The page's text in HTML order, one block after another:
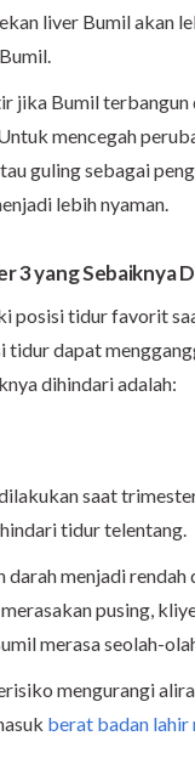
liver Bumil akan
jika Bumil
mencegah
guling sebagai
lebih nyaman.
3 yang Sebaiknya
posisi tidur favorit
tidur dapat
dihindari adalah:
saat
tidur telentang.
darah menjadi
pusing,
merasa seolah-
mengurangi
berat badan lahir